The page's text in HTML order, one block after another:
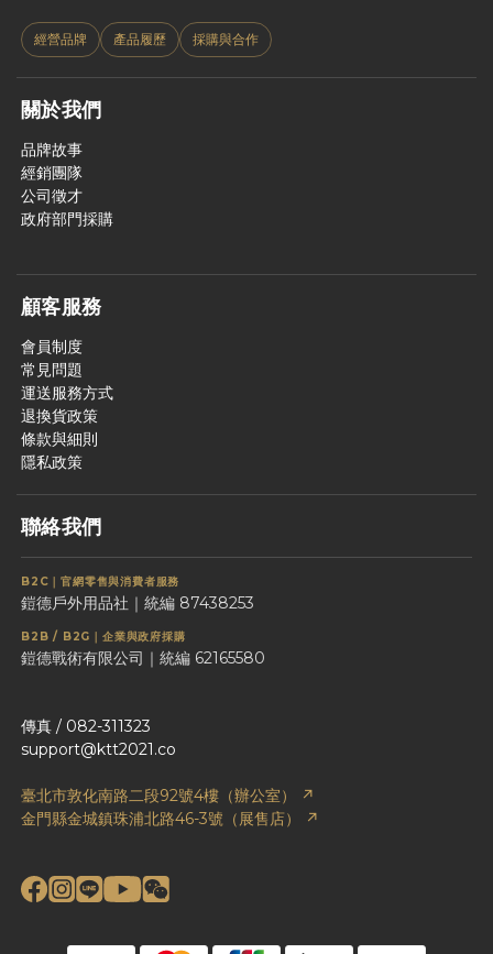
經營品牌 產品履歷 採購與合作
關於我們
品牌故事
經銷團隊
公司徵才
政府部門採購
顧客服務
會員制度
常見問題
運送服務方式
退換貨政策
條款與細則
隱私政策
聯絡我們
B2C｜官網零售與消費者服務
鎧德戶外用品社｜統編 87438253
B2B / B2G｜企業與政府採購
鎧德戰術有限公司｜統編 62165580
傳真 / 082-311323
support@ktt2021.co
臺北市敦化南路二段92號4樓（辦公室） ↗
金門縣金城鎮珠浦北路46-3號（展售店） ↗